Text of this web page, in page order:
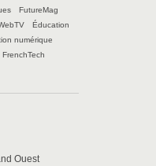
FutureMag
Éducation
numérique
FrenchTech
Ouest